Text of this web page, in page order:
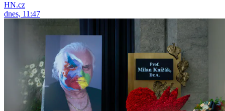
HN.cz
dnes, 11:47